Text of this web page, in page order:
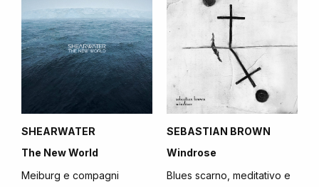
SHEARWATER
The New World
Meiburg e compagni
SEBASTIAN BROWN
Windrose
Blues scarno, meditativo e